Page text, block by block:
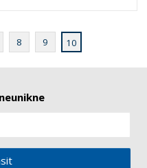
8 9 10